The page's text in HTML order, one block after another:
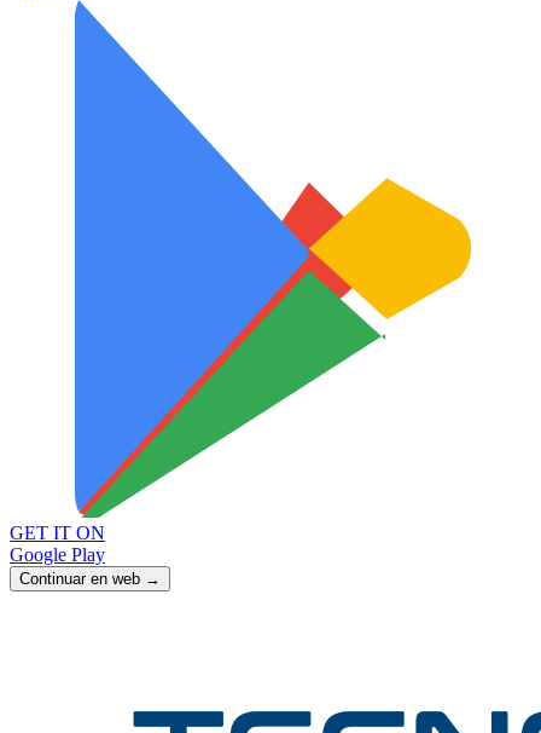
GET IT ON
Google Play
Continuar en web →